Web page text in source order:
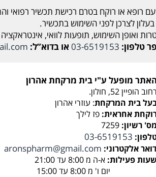
רופא או רוקח בטרם רכישת תכשיר רפואי
בעלון לצרכן לפני השימוש בתכשיר.
ואופן השימוש, תופעות לוואי,
טלפון: 03-6519153 או בדוא”ל:
האתר מופעל ע"י בית מרקחת אהרון
רחוב הופיין 52, חולון.
בית המרקחת: עוזרי אהרון
אחראית: פז לילך
מס' רשיון: 7259
03-6519153
אלקטרוני: aronspharm@gmail.com
שעות פעילות: א-ה מ 8:00 עד 21:00
יום ו' מ 8:00 עד 15:00